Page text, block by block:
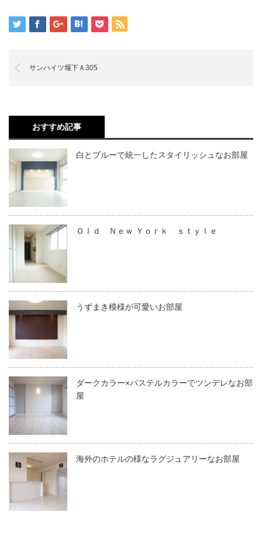
サンハイツ堰下Ａ305
おすすめ記事
白とブルーで統一したスタイリッシュなお部屋
Ｏｌｄ Ｎｅｗ Ｙｏｒｋ ｓｔｙｌｅ
うずまき模様が可愛いお部屋
ダークカラー×パステルカラーでツンデレなお部
屋
海外のホテルの様なラグジュアリーなお部屋